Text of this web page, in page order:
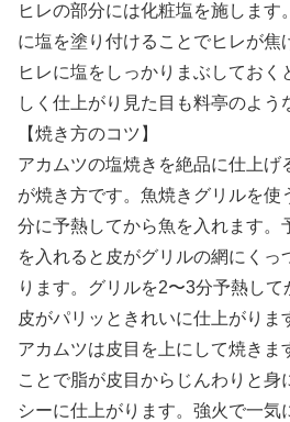
ヒレの部分には化粧塩を施します
に塩を塗り付けることでヒレが焦
ヒレに塩をしっかりまぶしておく
しく仕上がり見た目も料亭のよう
【焼き方のコツ】
アカムツの塩焼きを絶品に仕上げ
が焼き方です。魚焼きグリルを使
分に予熱してから魚を入れます。
を入れると皮がグリルの網にくっ
ります。グリルを2〜3分予熱し
皮がパリッときれいに仕上がりま
アカムツは皮目を上にして焼きま
ことで脂が皮目からじんわりと身
シーに仕上がります。強火で一気